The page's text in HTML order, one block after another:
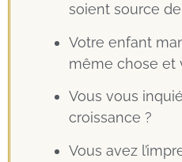
soient source
Votre enfant
même chose et
Vous vous
croissance ?
Vous avez